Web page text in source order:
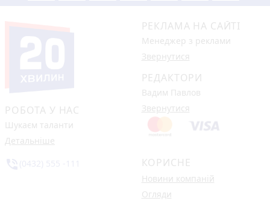
РОБОТА У НАС
Шукаєм таланти
Детальніше
РЕКЛАМА НА САЙТІ
Менеджер з реклами
Звернутися
РЕДАКТОРИ
Вадим Павлов
Звернутися
КОРИСНЕ
Новини компаній
Огляди